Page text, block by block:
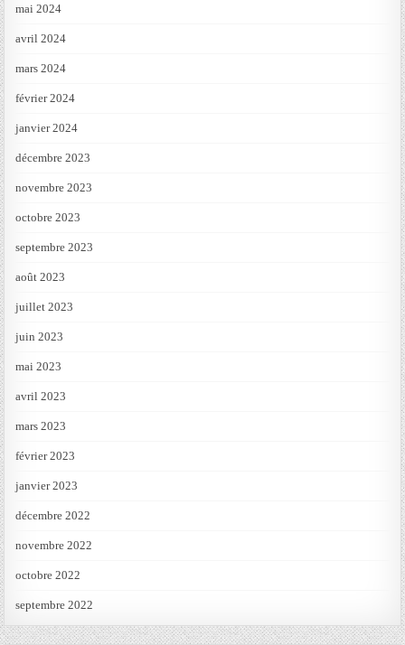
mai 2024
avril 2024
mars 2024
février 2024
janvier 2024
décembre 2023
novembre 2023
octobre 2023
septembre 2023
août 2023
juillet 2023
juin 2023
mai 2023
avril 2023
mars 2023
février 2023
janvier 2023
décembre 2022
novembre 2022
octobre 2022
septembre 2022